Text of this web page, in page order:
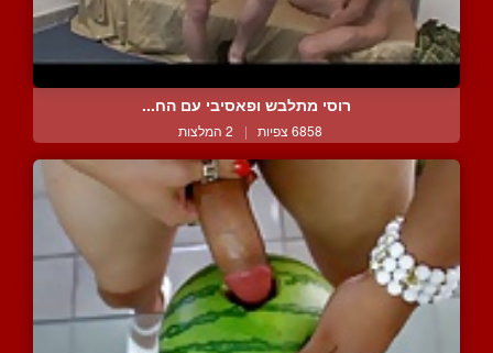
רוסי מתלבש ופאסיבי עם הח...
6858 צפיות | 2 המלצות